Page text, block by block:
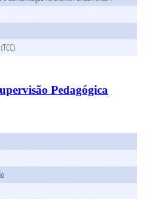
Pedagógica